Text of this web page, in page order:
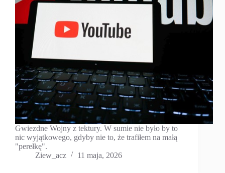
Gwiezdne Wojny z tektury. W sumie nie było by to
nic wyjątkowego, gdyby nie to, że trafiłem na małą
"perełkę".
Ziew_acz
11 maja, 2026